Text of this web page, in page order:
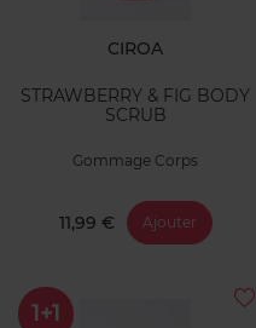
CIROA
STRAWBERRY & FIG BODY
SCRUB
Gommage Corps
11,99 € Ajouter
1+1